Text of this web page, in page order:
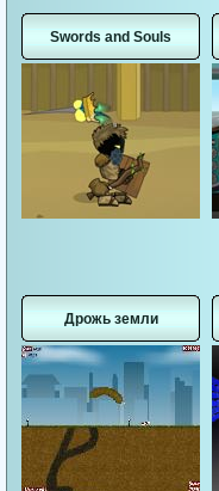
Swords and Souls
Дрожь земли